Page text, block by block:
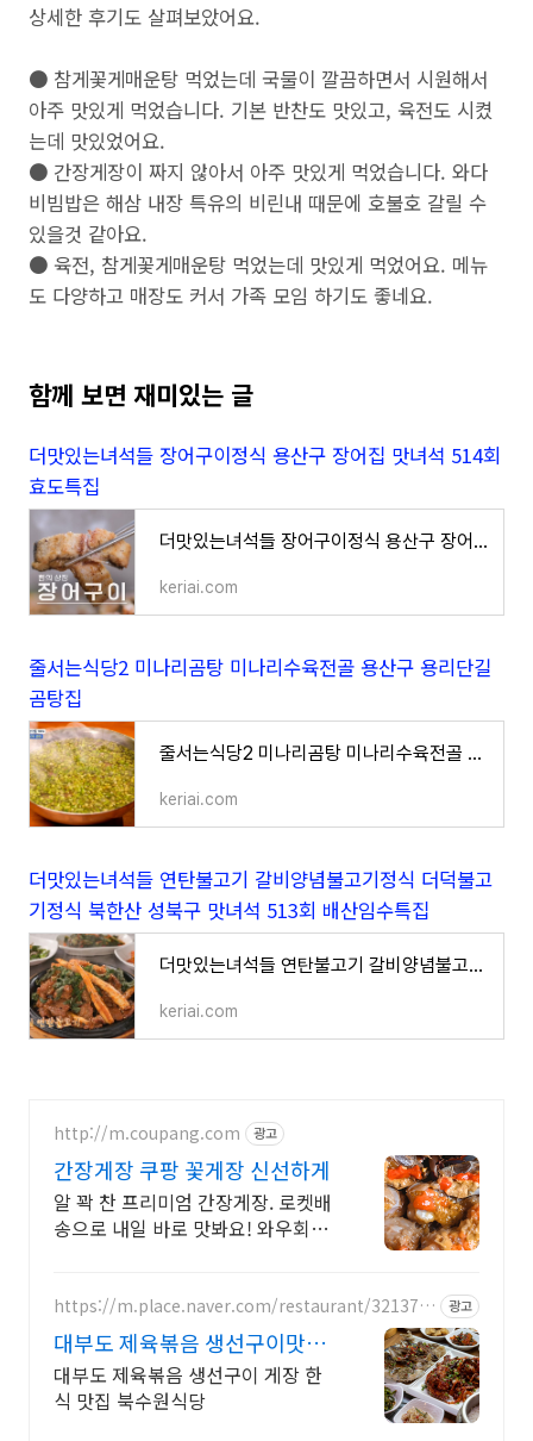
상세한 후기도 살펴보았어요.
● 참게꽃게매운탕 먹었는데 국물이 깔끔하면서 시원해서
아주 맛있게 먹었습니다. 기본 반찬도 맛있고, 육전도 시켰
는데 맛있었어요.
● 간장게장이 짜지 않아서 아주 맛있게 먹었습니다. 와다
비빔밥은 해삼 내장 특유의 비린내 때문에 호불호 갈릴 수
있을것 같아요.
● 육전, 참게꽃게매운탕 먹었는데 맛있게 먹었어요. 메뉴
도 다양하고 매장도 커서 가족 모임 하기도 좋네요.
함께 보면 재미있는 글
더맛있는녀석들 장어구이정식 용산구 장어집 맛녀석 514회
효도특집
더맛있는녀석들 장어구이정식 용산구 장어집 맛녀석 514회 효도특집
keriai.com
줄서는식당2 미나리곰탕 미나리수육전골 용산구 용리단길
곰탕집
줄서는식당2 미나리곰탕 미나리수육전골 용산구 용리단길 곰탕집
keriai.com
더맛있는녀석들 연탄불고기 갈비양념불고기정식 더덕불고
기정식 북한산 성북구 맛녀석 513회 배산임수특집
더맛있는녀석들 연탄불고기 갈비양념불고기정식 더덕불고기정식 북한산 성북구 맛녀석 513회 배
keriai.com
http://m.coupang.com 광고
간장게장 쿠팡 꽃게장 신선하게
알 꽉 찬 프리미엄 간장게장. 로켓배
송으로 내일 바로 맛봐요! 와우회원
https://m.place.naver.com/restaurant/321374
광고
대부도 제육볶음 생선구이맛집
대부도맛집
대부도 제육볶음 생선구이 게장 한
식 맛집 북수원식당